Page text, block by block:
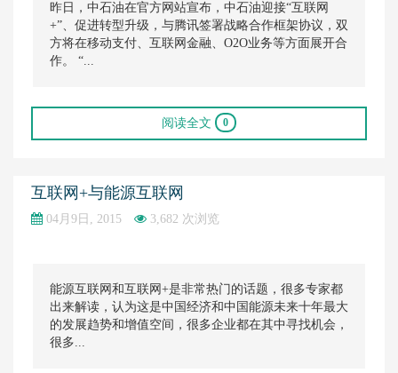
昨日，中石油在官方网站宣布，中石油迎接“互联网
+”、促进转型升级，与腾讯签署战略合作框架协议，双
方将在移动支付、互联网金融、O2O业务等方面展开合
作。 “...
阅读全文 0
互联网+与能源互联网
04月9日, 2015 3,682 次浏览
能源互联网和互联网+是非常热门的话题，很多专家都
出来解读，认为这是中国经济和中国能源未来十年最大
的发展趋势和增值空间，很多企业都在其中寻找机会，
很多...